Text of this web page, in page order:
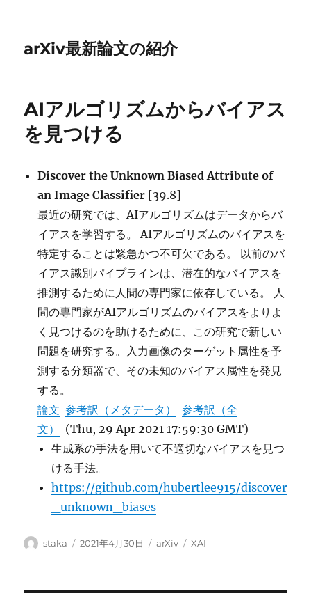
arXiv最新論文の紹介
AIアルゴリズムからバイアス
を見つける
Discover the Unknown Biased Attribute of
an Image Classifier [39.8]
最近の研究では、AIアルゴリズムはデータからバ
イアスを学習する。 AIアルゴリズムのバイアスを
特定することは緊急かつ不可欠である。 以前のバ
イアス識別パイプラインは、潜在的なバイアスを
推測するために人間の専門家に依存している。 人
間の専門家がAIアルゴリズムのバイアスをよりよ
く見つけるのを助けるために、この研究で新しい
問題を研究する。入力画像のターゲット属性を予
測する分類器で、その未知のバイアス属性を発見
する。
論文 参考訳（メタデータ）
参考訳（全
文）
(Thu, 29 Apr 2021 17:59:30 GMT)
生成系の手法を用いて不適切なバイアスを見つ
ける手法。
https://github.com/hubertlee915/discover
_unknown_biases
投
staka
投
2021年4月30日
カ
arXiv
タ
XAI